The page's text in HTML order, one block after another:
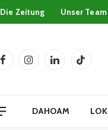
Die Zeitung Unser Team
FacebookInstagramLinkedInTikTok
DAHOAM